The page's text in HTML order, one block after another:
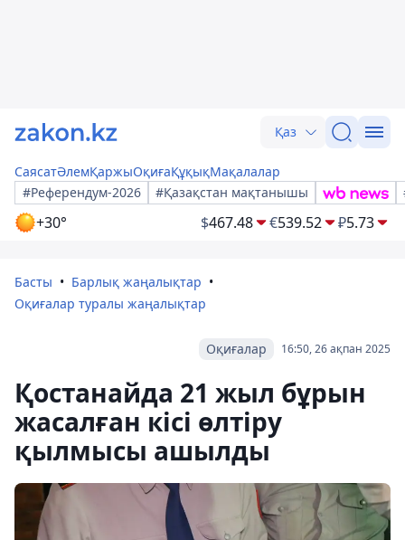
Қаз
СаясатӘлемҚаржыОқиғаҚұқықМақалалар
#Референдум-2026
#Қазақстан мақтанышы
+30° $467.48 €539.52 ₽5.73
Басты
Барлық жаңалықтар
Оқиғалар туралы жаңалықтар
16:50, 26 ақпан 2025
Оқиғалар
Қостанайда 21 жыл бұрын
жасалған кісі өлтіру
қылмысы ашылды